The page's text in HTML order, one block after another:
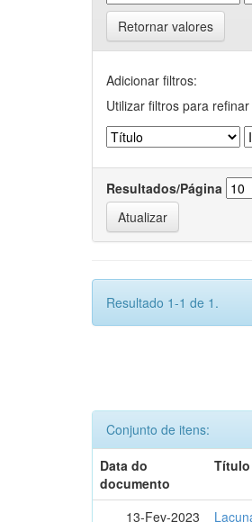
Retornar valores
Adicionar filtros:
Utilizar filtros para
Resultados/Página
Resultado 1-1 de 1.
Conjunto de itens:
Data do
documento
Título
13-Fev-2023